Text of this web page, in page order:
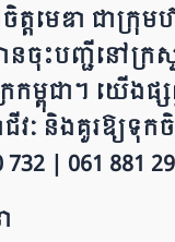
តមេឌា ជា​ក្រុ​​​​​
ចុះបញ្ជីនៅក្រ
ក​ម្ពុជា។ យើ​ង​​​​​ផ្
វៈ និ​ងគួរ​ឱ្យ​ទុក
| 0​​​​​61 881